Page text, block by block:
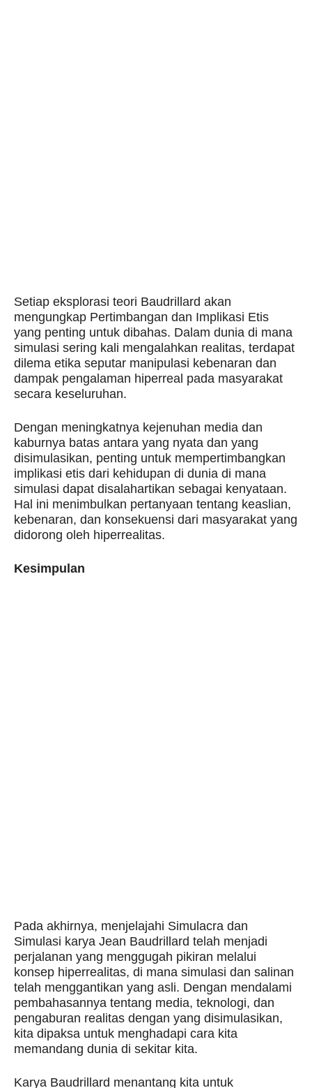
Setiap eksplorasi teori Baudrillard akan
mengungkap Pertimbangan dan Implikasi Etis
yang penting untuk dibahas. Dalam dunia di mana
simulasi sering kali mengalahkan realitas, terdapat
dilema etika seputar manipulasi kebenaran dan
dampak pengalaman hiperreal pada masyarakat
secara keseluruhan.
Dengan meningkatnya kejenuhan media dan
kaburnya batas antara yang nyata dan yang
disimulasikan, penting untuk mempertimbangkan
implikasi etis dari kehidupan di dunia di mana
simulasi dapat disalahartikan sebagai kenyataan.
Hal ini menimbulkan pertanyaan tentang keaslian,
kebenaran, dan konsekuensi dari masyarakat yang
didorong oleh hiperrealitas.
Kesimpulan
Pada akhirnya, menjelajahi Simulacra dan
Simulasi karya Jean Baudrillard telah menjadi
perjalanan yang menggugah pikiran melalui
konsep hiperrealitas, di mana simulasi dan salinan
telah menggantikan yang asli. Dengan mendalami
pembahasannya tentang media, teknologi, dan
pengaburan realitas dengan yang disimulasikan,
kita dipaksa untuk menghadapi cara kita
memandang dunia di sekitar kita.
Karya Baudrillard menantang kita untuk